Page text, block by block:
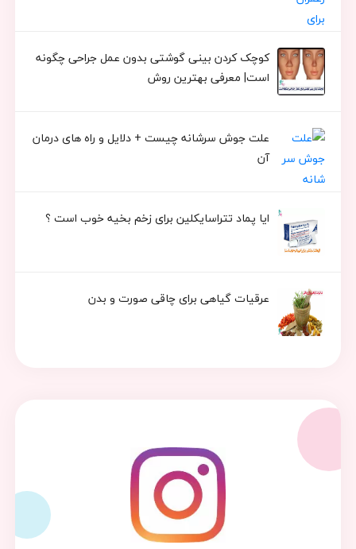
کوچک کردن بینی گوشتی بدون عمل جراحی چگونه
است| معرفی بهترین روش
علت جوش سرشانه چیست + دلایل و راه های درمان
آن
ایا پماد تتراسایکلین برای زخم بخیه خوب است ؟
عرقیات گیاهی برای چاقی صورت و بدن